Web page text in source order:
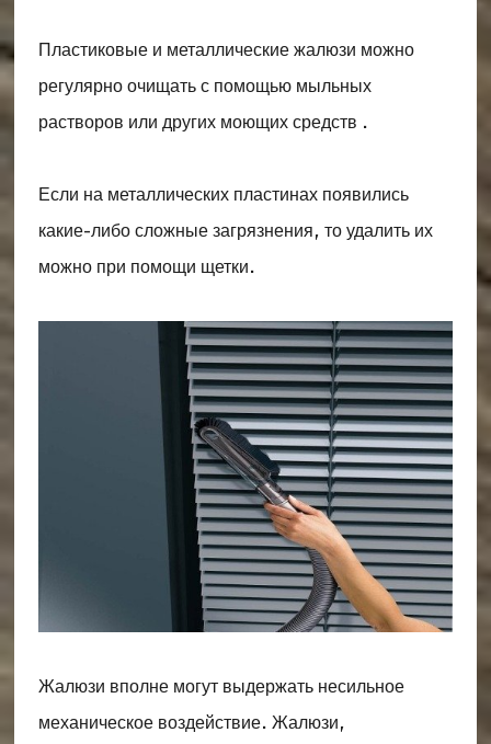
Пластиковые и металлические жалюзи можно
регулярно очищать с помощью мыльных
растворов или других моющих средств .
Если на металлических пластинах появились
какие-либо сложные загрязнения, то удалить их
можно при помощи щетки.
Жалюзи вполне могут выдержать несильное
механическое воздействие. Жалюзи,